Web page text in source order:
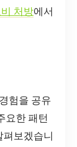
처방에서
험을 공유
요한 패턴
펴보겠습니